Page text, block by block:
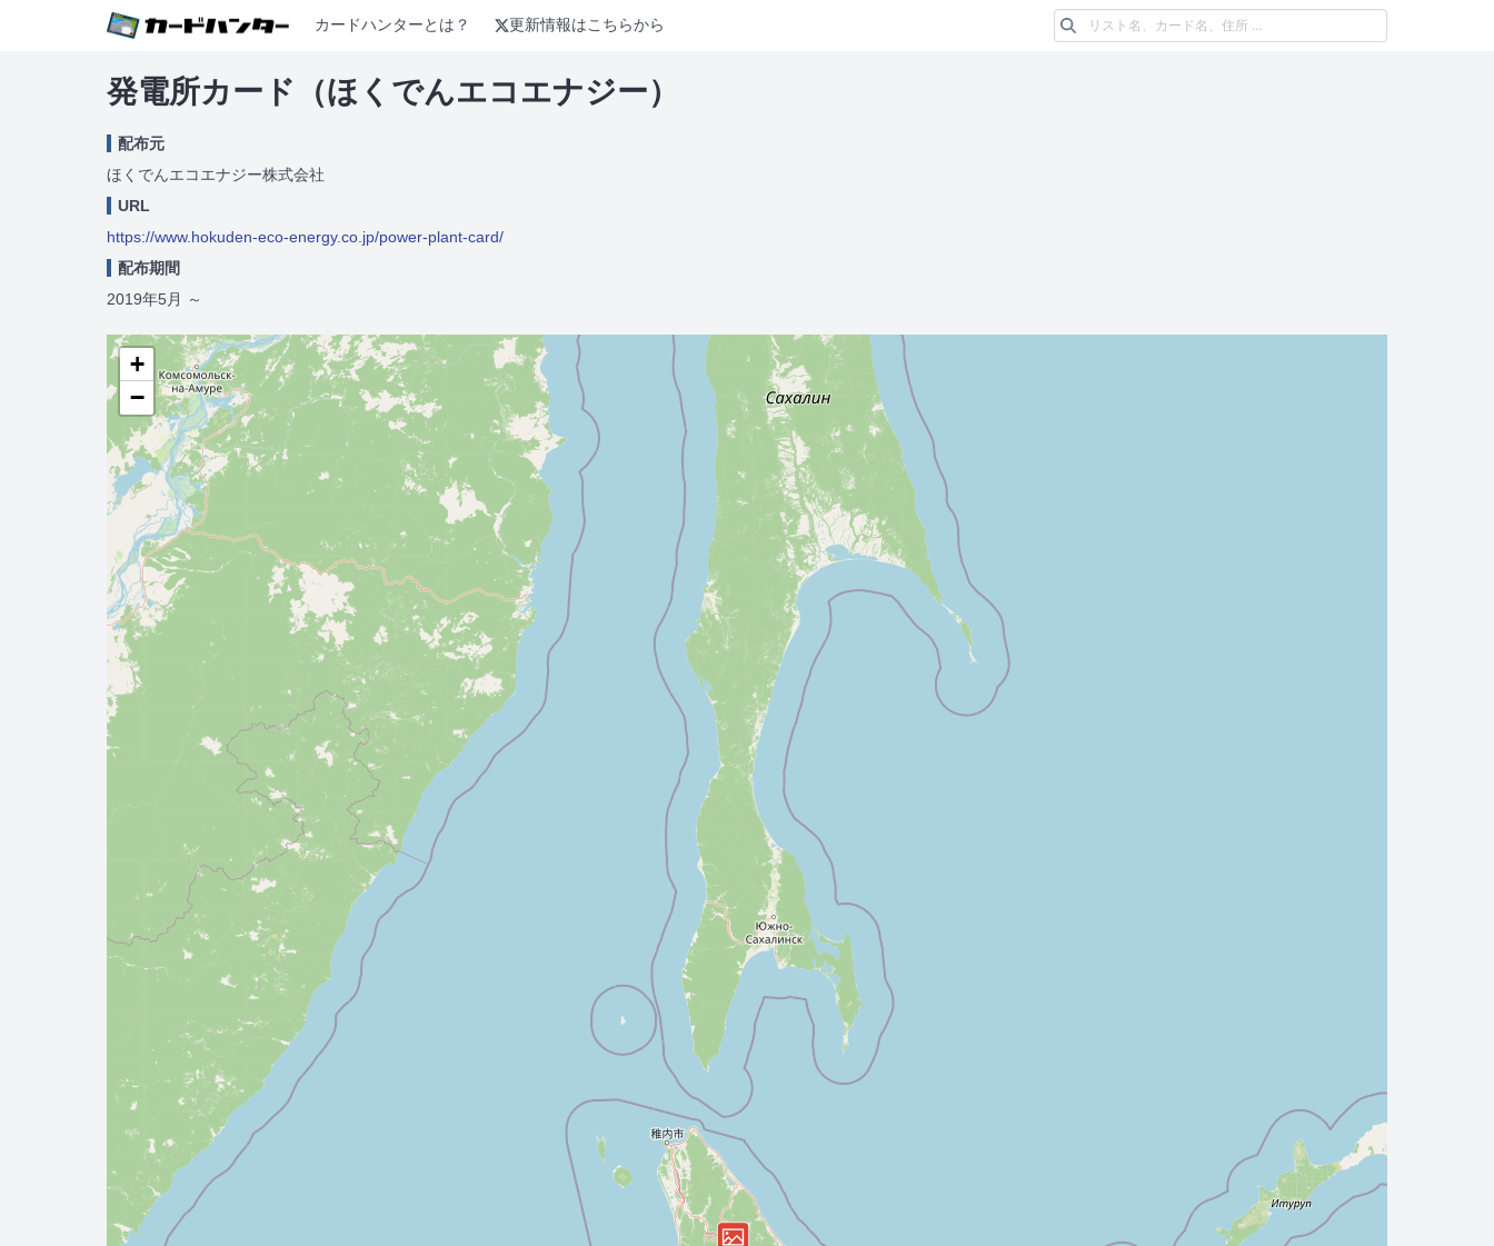
カードハンターとは？ 更新情報はこちらから
発電所カード（ほくでんエコエナジー）
配布元
ほくでんエコエナジー株式会社
URL
https://www.hokuden-eco-energy.co.jp/power-plant-card/
配布期間
2019年5月
～
+
−